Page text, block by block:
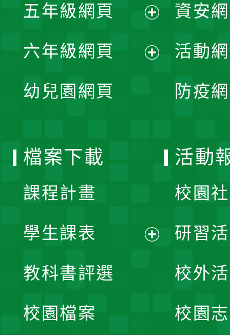
選
單
開
選
五年級網頁
開
六年級網頁
幼兒園網頁
資安
活動
防疫
檔案下載
課程計畫
學生課表
教科書評選
校園檔案
活動
校園
研習
校外
校園